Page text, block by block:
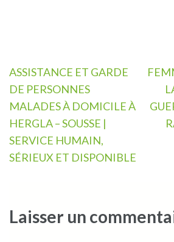
Navigation
de
l’article
ASSISTANCE ET GARDE
DE PERSONNES
MALADES À DOMICILE À
HERGLA – SOUSSE |
SERVICE HUMAIN,
SÉRIEUX ET DISPONIBLE
Laisser un